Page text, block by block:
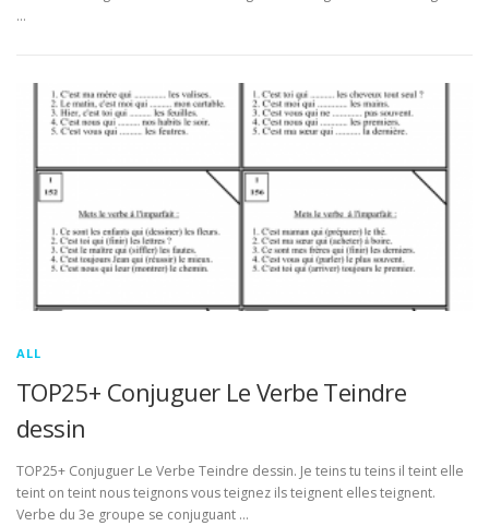
…
ALL
TOP25+ Conjuguer Le Verbe Teindre
dessin
TOP25+ Conjuguer Le Verbe Teindre dessin. Je teins tu teins il teint elle
teint on teint nous teignons vous teignez ils teignent elles teignent.
Verbe du 3e groupe se conjuguant …